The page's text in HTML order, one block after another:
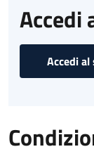
Accedi
Accedi